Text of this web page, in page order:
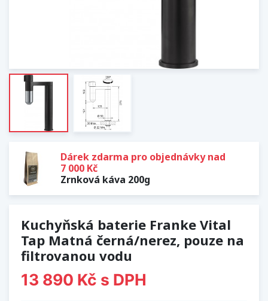
Dárek zdarma pro objednávky nad
7 000 Kč
Zrnková káva 200g
Kuchyňská baterie Franke Vital
Tap Matná černá/nerez, pouze na
filtrovanou vodu
13 890 Kč s DPH